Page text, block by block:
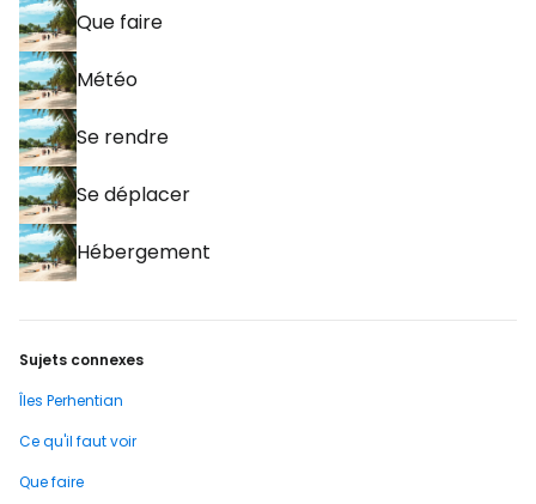
Que faire
Météo
Se rendre
Se déplacer
Hébergement
Sujets connexes
Îles Perhentian
Ce qu'il faut voir
Que faire